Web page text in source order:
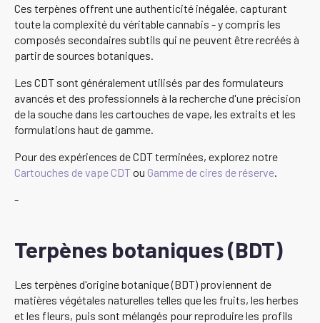
Ces terpènes offrent une authenticité inégalée, capturant
toute la complexité du véritable cannabis - y compris les
composés secondaires subtils qui ne peuvent être recréés à
partir de sources botaniques.
Les CDT sont généralement utilisés par des formulateurs
avancés et des professionnels à la recherche d'une précision
de la souche dans les cartouches de vape, les extraits et les
formulations haut de gamme.
Pour des expériences de CDT terminées, explorez notre
Cartouches de vape CDTou Gamme de cires de réserve.
-
Terpènes botaniques (BDT)
Les terpènes d'origine botanique (BDT) proviennent de
matières végétales naturelles telles que les fruits, les herbes
et les fleurs, puis sont mélangés pour reproduire les profils